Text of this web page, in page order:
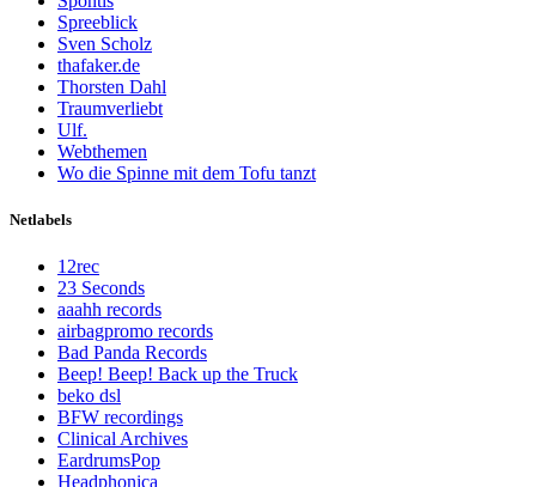
Spreeblick
Sven Scholz
thafaker.de
Thorsten Dahl
Traumverliebt
Ulf.
Webthemen
Wo die Spinne mit dem Tofu tanzt
Netlabels
12rec
23 Seconds
aaahh records
airbagpromo records
Bad Panda Records
Beep! Beep! Back up the Truck
beko dsl
BFW recordings
Clinical Archives
EardrumsPop
Headphonica